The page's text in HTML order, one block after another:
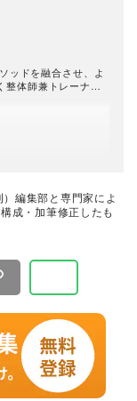
いる。
ッドを融合させ、よ
整体師兼トレーナ
。
製品テストでは「実
ドアグッズ、体験サ
バイ
年3月19日に創刊、
し」のモノ批評雑誌
おもに男性向けの
どを各分野の専門
検証機関が実際に比
トで見つけた「本当
集長・山田和樹を
検証・記事制作を
編集部と専門家によ
成・加筆修正したも